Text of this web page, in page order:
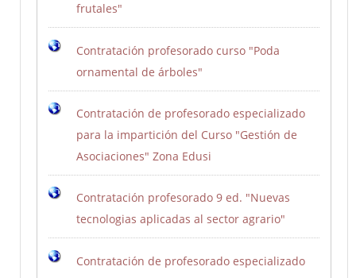
frutales"
Contratación profesorado curso "Poda
ornamental de árboles"
Contratación de profesorado especializado
para la impartición del Curso "Gestión de
Asociaciones" Zona Edusi
Contratación profesorado 9 ed. "Nuevas
tecnologias aplicadas al sector agrario"
Contratación de profesorado especializado